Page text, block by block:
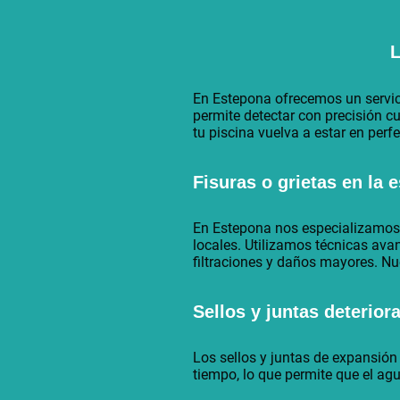
En Estepona ofrecemos un
permite detectar con precisión
tu piscina vuelva a estar en
Fisuras o grietas en la
En Estepona nos
locales. Utilizamos técnicas
filtraciones y daños mayores.
Sellos y juntas
Los sellos y juntas de
tiempo, lo que permite que el